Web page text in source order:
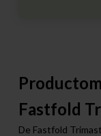
Fastfold
De Fastfold